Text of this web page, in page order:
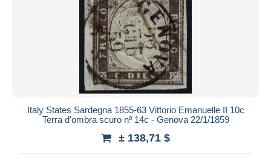
Italy States Sardegna 1855-63 Vittorio Emanuelle II 10c
Terra d'ombra scuro nº 14c - Genova 22/1/1859
± 138,71 $